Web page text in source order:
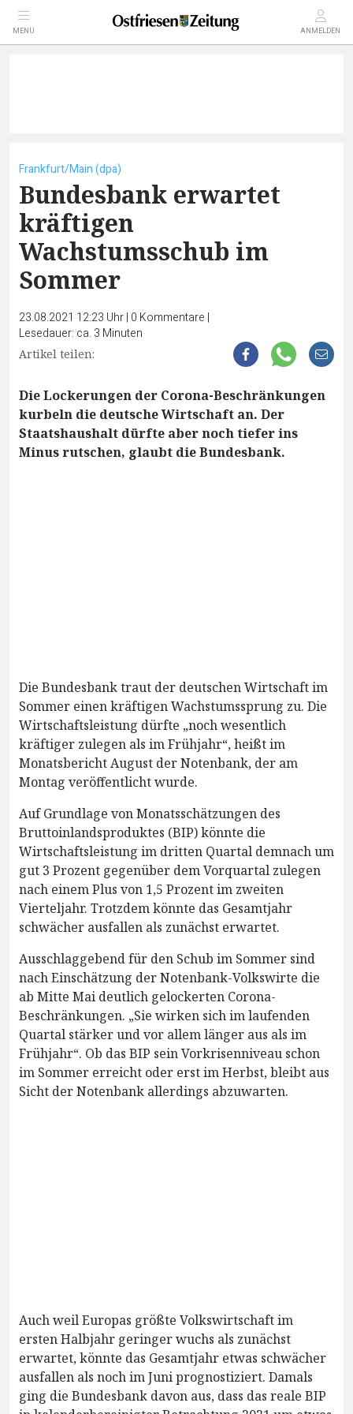
MENÜ ANMELDEN
Frankfurt/Main (dpa)
Bundesbank erwartet
kräftigen
Wachstumsschub im
Sommer
23.08.2021 12:23 Uhr| 0 Kommentare |
Lesedauer: ca. 3 Minuten
Artikel teilen:
Die Lockerungen der Corona-Beschränkungen
kurbeln die deutsche Wirtschaft an. Der
Staatshaushalt dürfte aber noch tiefer ins
Minus rutschen, glaubt die Bundesbank.
Die Bundesbank traut der deutschen Wirtschaft im
Sommer einen kräftigen Wachstumssprung zu. Die
Wirtschaftsleistung dürfte „noch wesentlich
kräftiger zulegen als im Frühjahr“, heißt im
Monatsbericht August der Notenbank, der am
Montag veröffentlicht wurde.
Auf Grundlage von Monatsschätzungen des
Bruttoinlandsproduktes (BIP) könnte die
Wirtschaftsleistung im dritten Quartal demnach um
gut 3 Prozent gegenüber dem Vorquartal zulegen
nach einem Plus von 1,5 Prozent im zweiten
Vierteljahr. Trotzdem könnte das Gesamtjahr
schwächer ausfallen als zunächst erwartet.
Ausschlaggebend für den Schub im Sommer sind
nach Einschätzung der Notenbank-Volkswirte die
ab Mitte Mai deutlich gelockerten Corona-
Beschränkungen. „Sie wirken sich im laufenden
Quartal stärker und vor allem länger aus als im
Frühjahr“. Ob das BIP sein Vorkrisenniveau schon
im Sommer erreicht oder erst im Herbst, bleibt aus
Sicht der Notenbank allerdings abzuwarten.
Auch weil Europas größte Volkswirtschaft im
ersten Halbjahr geringer wuchs als zunächst
erwartet, könnte das Gesamtjahr etwas schwächer
ausfallen als noch im Juni prognostiziert. Damals
ging die Bundesbank davon aus, dass das reale BIP